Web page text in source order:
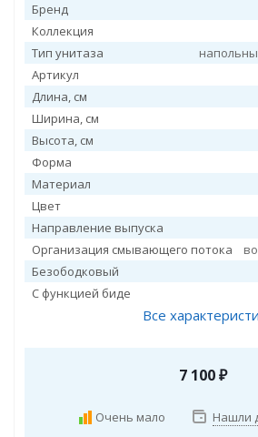
Бренд
Коллекция
Тип унитаза
Артикул
Длина, см
Ширина, см
Высота, см
Форма
Материал
Цвет
Направление выпуска
Организация смывающего потока
Безободковый
С функцией биде
Все
7 100₽
Очень мало Нашли